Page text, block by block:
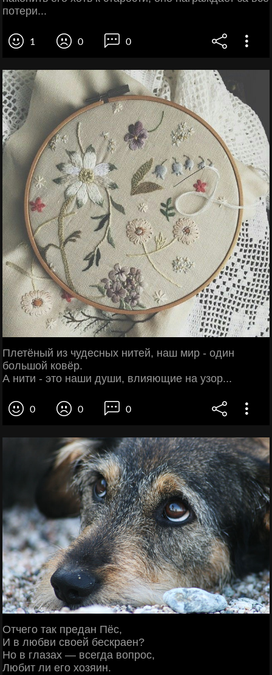
потери...
1 0 0
Плетёный из чудесных нитей, наш мир - один
большой ковёр.
А нити - это наши души, влияющие на узор...
0 0 0
Отчего так предан Пёс,
И в любви своей бескраен?
Но в глазах — всегда вопрос,
Любит ли его хозяин.